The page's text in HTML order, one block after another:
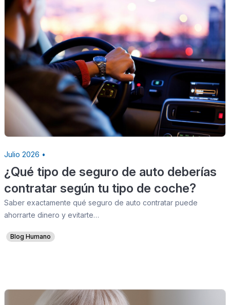
Julio 2026 •
¿Qué tipo de seguro de auto deberías
contratar según tu tipo de coche?
Saber exactamente qué seguro de auto contratar puede
ahorrarte dinero y evitarte…
Blog Humano